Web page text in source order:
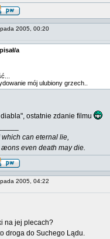
2005, 00:20
a
mój ulubiony grzech..
ostatnie zdanie filmu
which can eternal lie,
æons even death may die.
2005, 04:22
na jej plecach?
droga do Suchego Lądu.